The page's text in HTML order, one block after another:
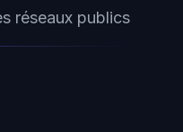
réseaux publics